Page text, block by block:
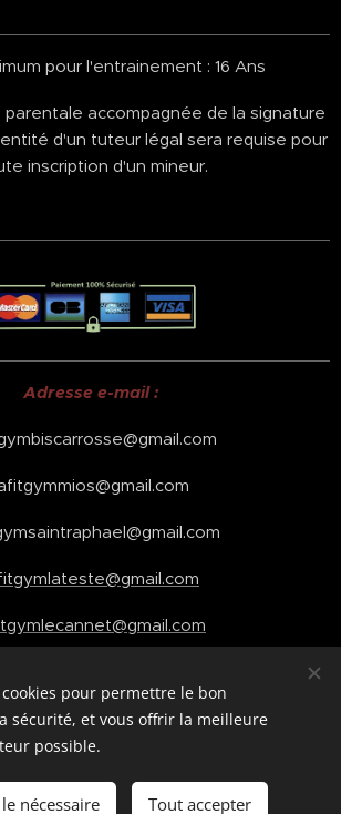
Ajouter au panier
pour l'entrainement : 16 Ans
accompagnée de la signature
d'un tuteur légal sera requise pour
inscription d'un mineur.
Adresse e-mail :
Cookies
pour permettre le bon
sécurité, et vous offrir la meilleure
possible.
nécessaire Tout accepter